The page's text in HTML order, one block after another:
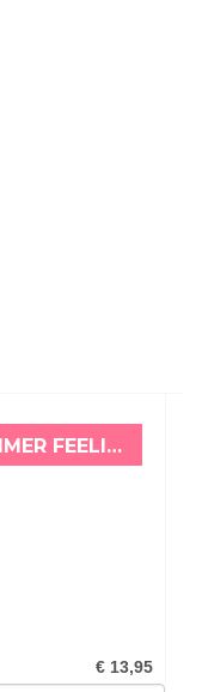
TOPMODEL DRINKFLES SUMMER FEELING
€ 13,95